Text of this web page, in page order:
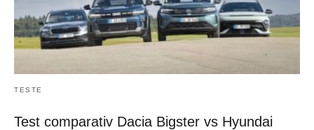
TESTE
Test comparativ Dacia Bigster vs Hyundai